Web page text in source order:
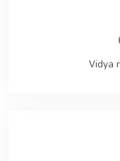
Vidya